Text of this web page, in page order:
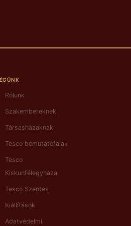
Rólunk
Szakembereknek
Társasházaknak
Tesco bemutatófalak
Tesco
Kiskunfélegyháza
Tesco Szentes
Kiállítások
Adatvédelmi